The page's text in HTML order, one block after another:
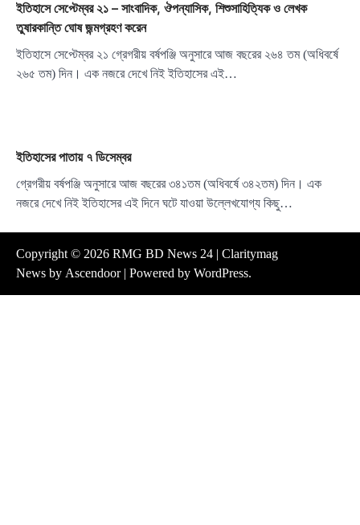
ইতিহাসে সেপ্টেম্বর ২১ – সাংবাদিক, ঔপন্যাসিক, শিশুসাহিত্যিক ও লেখক
তুষারকান্তি ঘোষ জন্মগ্রহণ করেন
ইতিহাসে সেপ্টেম্বর ২১ গ্রেগরীয় বর্ষপঞ্জি অনুসারে আজ বছরের ২৬৪ তম (অধিবর্ষে
২৬৫ তম) দিন। এক নজরে দেখে নিই ইতিহাসের এই…
ইতিহাসের পাতায় ৭ ডিসেম্বর
গ্রেগরীয় বর্ষপঞ্জি অনুসারে আজ বছরের ৩৪১তম (অধিবর্ষে ৩৪২তম) দিন। এক
নজরে দেখে নিই ইতিহাসের এই দিনে ঘটে যাওয়া উল্লেখযোগ্য কিছু…
Copyright © 2026 RMG BD News 24 | Claritymag
News by Ascendoor| Powered by WordPress.